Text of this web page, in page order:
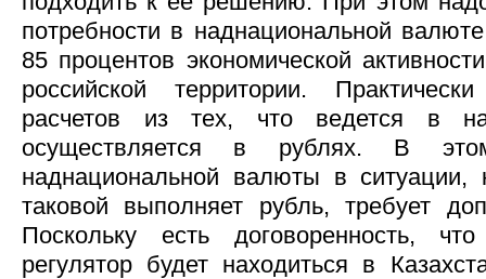
потребности в наднациональной
85 процентов экономической
российской территории.
расчетов из тех, что ведется в
осуществляется в рублях. В
наднациональной валюты в ситуации,
таковой выполняет рубль, требует
Поскольку есть договоренность,
регулятор будет находиться в